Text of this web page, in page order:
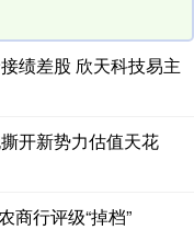
绩差股 欣天科技易主
开新势力估值天花
商行评级“掉档”